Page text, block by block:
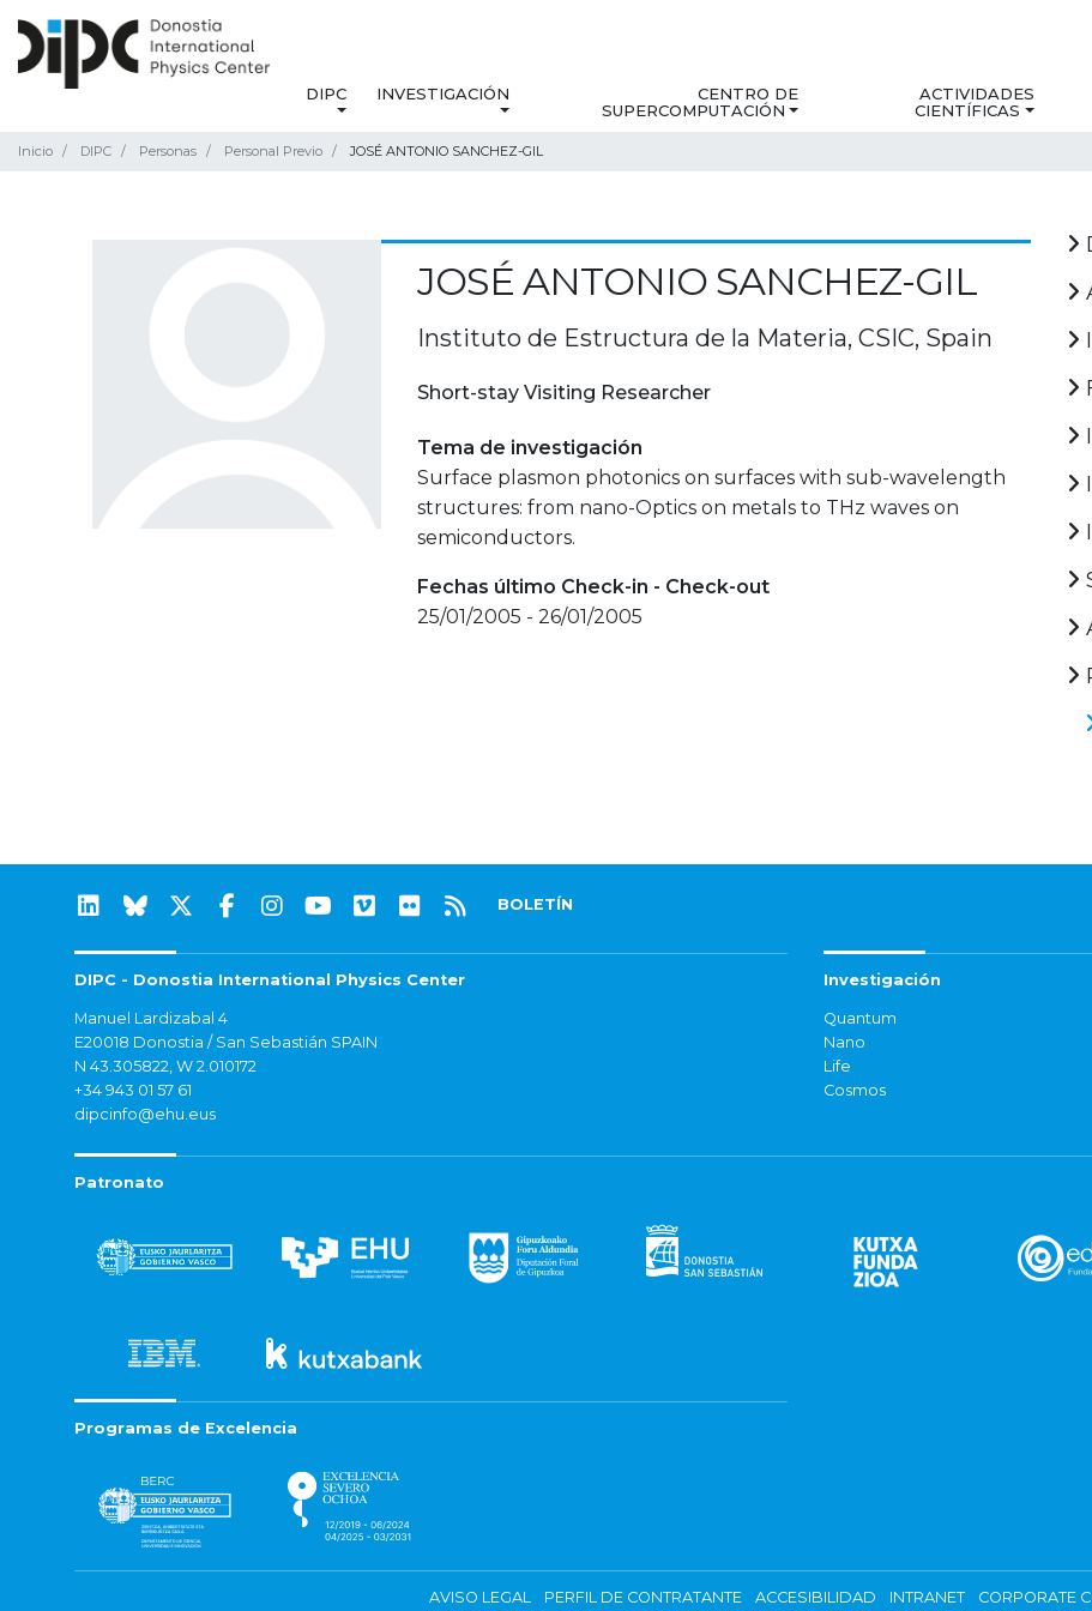
DIPC INVESTIGACIÓN
CENTRO DE
SUPERCOMPUTACIÓN
ACTIVIDADES
CIENTÍFICAS
Inicio DIPC Personas Personal Previo JOSÉ ANTONIO SANCHEZ-GIL
JOSÉ ANTONIO SANCHEZ-GIL
Instituto de Estructura de la Materia, CSIC, Spain
Short-stay Visiting Researcher
Tema de investigación
Surface plasmon photonics on surfaces with sub-wavelength
structures: from nano-Optics on metals to THz waves on
semiconductors.
Fechas último Check-in - Check-out
25/01/2005 - 26/01/2005
BOLETÍN
DIPC - Donostia International Physics Center
Manuel Lardizabal 4
E20018 Donostia / San Sebastián SPAIN
N 43.305822, W 2.010172
+34 943 01 57 61
dipcinfo@ehu.eus
Investigación
Quantum
Nano
Life
Cosmos
Patronato
Programas de Excelencia
AVISO LEGAL PERFIL DE CONTRATANTE ACCESIBILIDAD INTRANET CORPORATE